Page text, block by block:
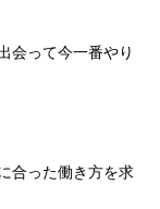
会って今一番やり
合った働き方を求